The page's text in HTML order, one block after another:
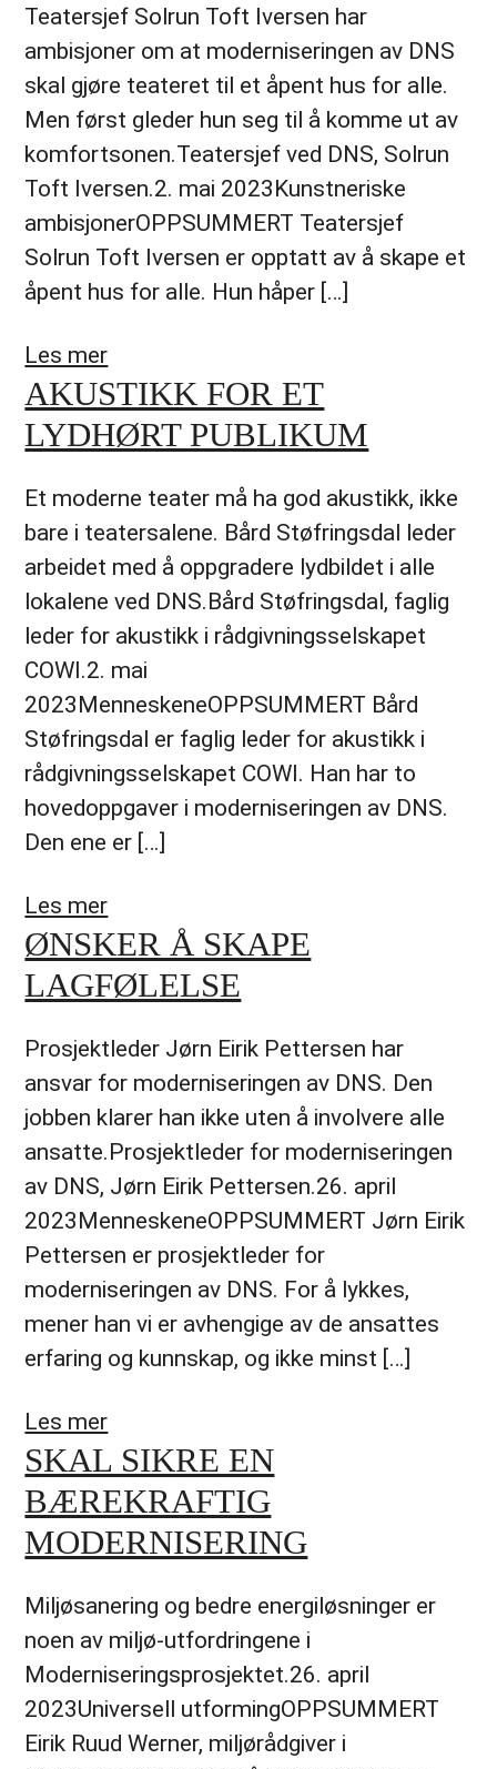
Teatersjef Solrun Toft Iversen har
ambisjoner om at moderniseringen av DNS
skal gjøre teateret til et åpent hus for alle.
Men først gleder hun seg til å komme ut av
komfortsonen.Teatersjef ved DNS, Solrun
Toft Iversen.2. mai 2023Kunstneriske
ambisjonerOPPSUMMERT Teatersjef
Solrun Toft Iversen er opptatt av å skape et
åpent hus for alle. Hun håper […]
Les mer
AKUSTIKK FOR ET
LYDHØRT PUBLIKUM
Et moderne teater må ha god akustikk, ikke
bare i teatersalene. Bård Støfringsdal leder
arbeidet med å oppgradere lydbildet i alle
lokalene ved DNS.Bård Støfringsdal, faglig
leder for akustikk i rådgivningsselskapet
COWI.2. mai
2023MenneskeneOPPSUMMERT Bård
Støfringsdal er faglig leder for akustikk i
rådgivningsselskapet COWI. Han har to
hovedoppgaver i moderniseringen av DNS.
Den ene er […]
Les mer
ØNSKER Å SKAPE
LAGFØLELSE
Prosjektleder Jørn Eirik Pettersen har
ansvar for moderniseringen av DNS. Den
jobben klarer han ikke uten å involvere alle
ansatte.Prosjektleder for moderniseringen
av DNS, Jørn Eirik Pettersen.26. april
2023MenneskeneOPPSUMMERT Jørn Eirik
Pettersen er prosjektleder for
moderniseringen av DNS. For å lykkes,
mener han vi er avhengige av de ansattes
erfaring og kunnskap, og ikke minst […]
Les mer
SKAL SIKRE EN
BÆREKRAFTIG
MODERNISERING
Miljøsanering og bedre energiløsninger er
noen av miljø-utfordringene i
Moderniseringsprosjektet.26. april
2023Universell utformingOPPSUMMERT
Eirik Ruud Werner, miljørådgiver i